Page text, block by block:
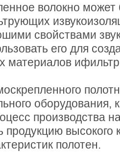
волокно может
свойствами
его для
оборудования,
производства
продукцию высокого
полотен.